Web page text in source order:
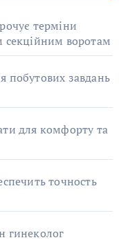
терміни
секційним воротам
побутових завдань
для комфорту та
точность
гинеколог